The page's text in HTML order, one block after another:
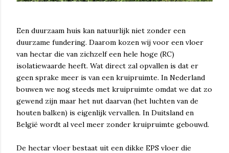
Een duurzaam huis kan natuurlijk niet zonder een
duurzame fundering. Daarom kozen wij voor een vloer
van hectar die van zichzelf een hele hoge (RC)
isolatiewaarde heeft. Wat direct zal opvallen is dat er
geen sprake meer is van een kruipruimte. In Nederland
bouwen we nog steeds met kruipruimte omdat we dat zo
gewend zijn maar het nut daarvan (het luchten van de
houten balken) is eigenlijk vervallen. In Duitsland en
België wordt al veel meer zonder kruipruimte gebouwd.
De hectar vloer bestaat uit een dikke EPS vloer die